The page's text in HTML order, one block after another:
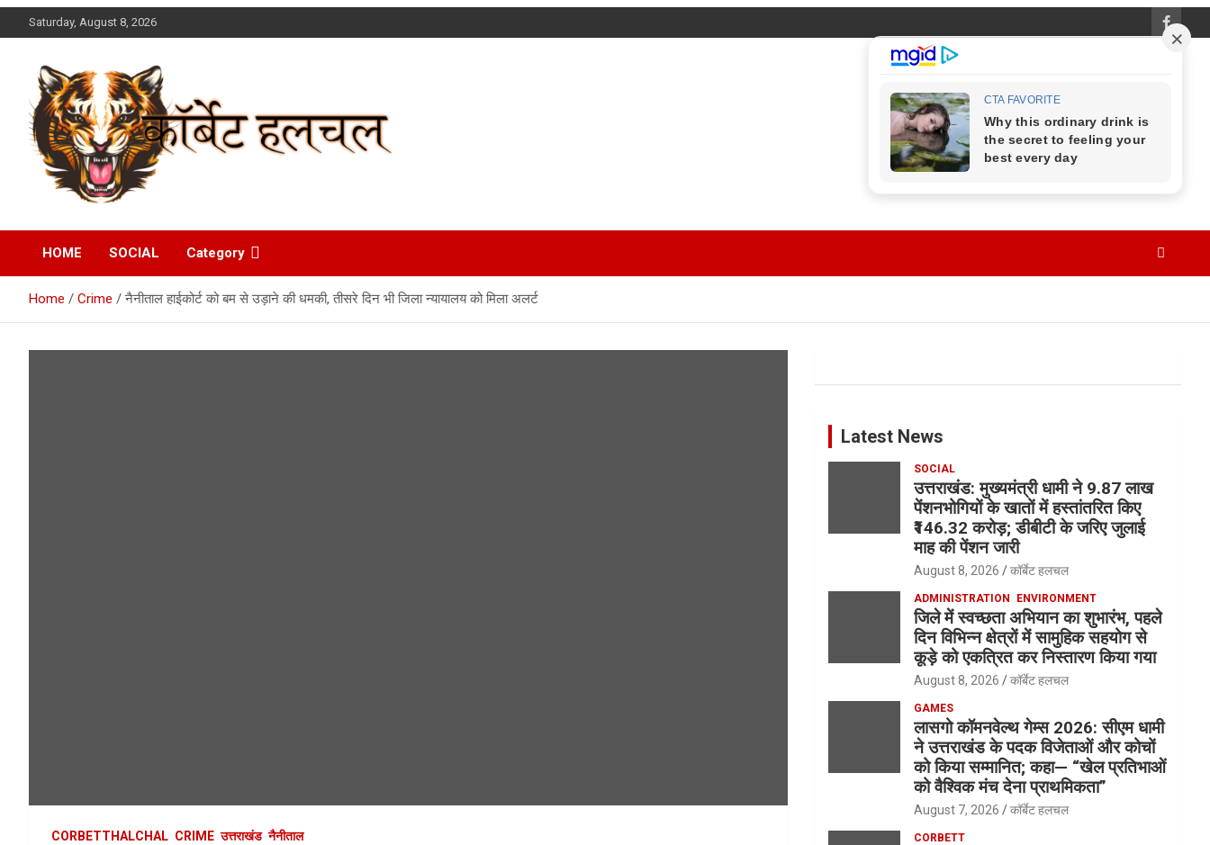
to
Saturday, August 8, 2026
Corbett Halchal (कॉर्बेट
हलचल)
HOME SOCIAL Category
Home Crime नैनीताल हाईकोर्ट को बम से उड़ाने की धमकी, तीसरे दिन भी जिला न्यायालय को मिला अलर्ट
CORBETTHALCHAL CRIME उत्तराखंड नैनीताल
Latest News
SOCIAL
उत्तराखंड: मुख्यमंत्री धामी ने 9.87 लाख
पेंशनभोगियों के खातों में हस्तांतरित किए
₹146.32 करोड़; डीबीटी के जरिए जुलाई
माह की पेंशन जारी
August 8, 2026 कॉर्बेट हलचल
ADMINISTRATION ENVIRONMENT
जिले में स्वच्छता अभियान का शुभारंभ, पहले
दिन विभिन्न क्षेत्रों में सामुहिक सहयोग से
कूड़े को एकत्रित कर निस्तारण किया गया
August 8, 2026 कॉर्बेट हलचल
GAMES
लासगो कॉमनवेल्थ गेम्स 2026: सीएम धामी
ने उत्तराखंड के पदक विजेताओं और कोचों
को किया सम्मानित; कहा— “खेल प्रतिभाओं
को वैश्विक मंच देना प्राथमिकता”
August 7, 2026 कॉर्बेट हलचल
CORBETT